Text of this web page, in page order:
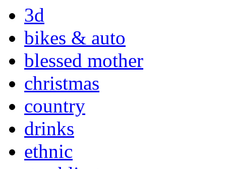
3d
bikes & auto
blessed mother
christmas
country
drinks
ethnic